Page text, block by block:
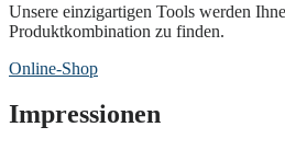
Unsere einzigartigen Tools werden
Produktkombination zu finden.
Online-Shop
Impressionen